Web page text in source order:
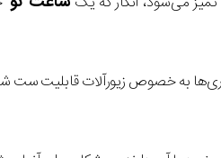
به خصوص زیورآلات قابلیت